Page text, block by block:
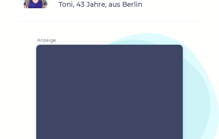
Toni, 43 Jahre, aus Berlin